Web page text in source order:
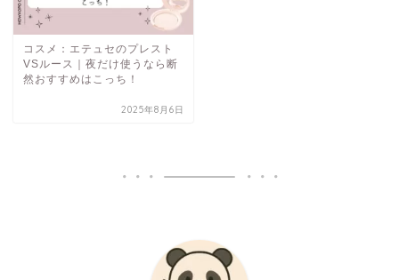
コスメ：エテュセのプレスト
VSルース｜夜だけ使うなら断
然おすすめはこっち！
2025年8月6日